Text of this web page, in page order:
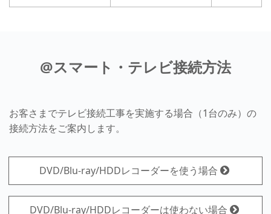
@スマート・テレビ接続方法
お客さまでテレビ接続工事を実施する場合（1台のみ）の
接続方法をご案内します。
DVD/Blu-ray/HDDレコーダーを使う場合
DVD/Blu-ray/HDDレコーダーは使わない場合